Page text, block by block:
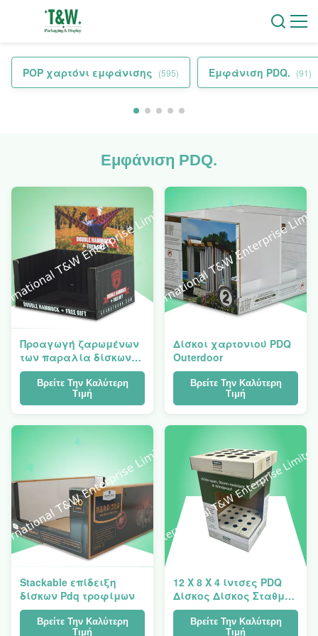
POP χαρτόνι εμφάνισης (595) Εμφάνιση PDQ. (91)
Εμφάνιση PDQ.
Προαγωγή ζαρωμένων
των παραλία δίσκων
PDQ
Βρείτε Την Καλύτερη
Τιμή
Δίσκοι χαρτονιού PDQ
Outerdoor
Βρείτε Την Καλύτερη
Τιμή
Stackable επίδειξη
δίσκων Pdq τροφίμων
Βρείτε Την Καλύτερη
Τιμή
12 X 8 X 4 ίντσες PDQ
Δίσκος Δίσκος Σταθμός
Λάμψη Λάμψη
Εκτύπωση Πρακτική
Βρείτε Την Καλύτερη
Τιμή